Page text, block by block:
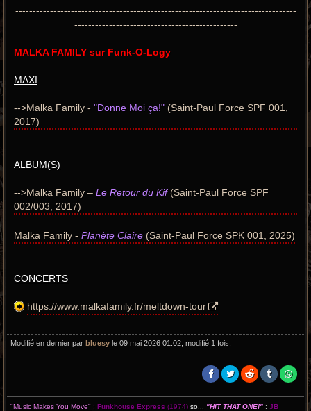
---------------------------------------------------------------------------------
-----------------------------------------------
MALKA FAMILY sur Funk-O-Logy
MAXI
-->Malka Family - "Donne Moi ça!" (Saint-Paul Force SPF 001,
2017)
ALBUM(S)
-->Malka Family – Le Retour du Kif(Saint-Paul Force SPF
002/003, 2017)
Malka Family - Planète Claire (Saint-Paul Force SPK 001, 2025)
CONCERTS
https://www.malkafamily.fr/meltdown-tour
Modifié en dernier par bluesy le 09 mai 2026 01:02, modifié 1 fois.
"Music Makes You Move" : Funkhouse Express (1974) so... "HIT THAT ONE!" : JB